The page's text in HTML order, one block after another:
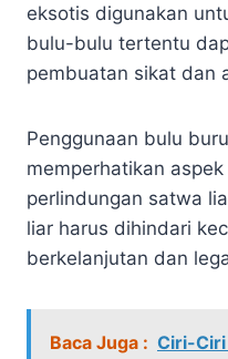
eksotis digunakan
bulu-bulu tertentu
pembuatan sikat dan
Penggunaan bulu
memperhatikan
perlindungan satwa
liar harus dihindari
berkelanjutan dan
Baca Juga : Ciri-Ciri